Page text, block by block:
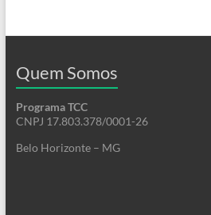
Quem Somos
Programa TCC
CNPJ 17.803.378/0001-26
Belo Horizonte – MG